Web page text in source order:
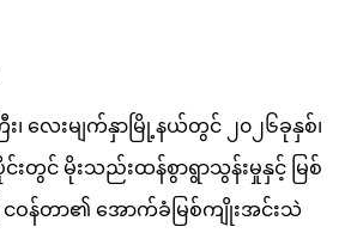
၊ လေးမျက်နှာမြို့နယ်တွင် ၂၀၂၆ခုနှစ်၊
တွင် မိုးသည်းထန်စွာရွာသွန်းမှုနှင့် မြစ်
ငဝန်တာ၏ အောက်ခံမြစ်ကျိုးအင်းသဲ